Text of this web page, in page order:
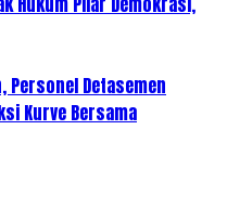
Personel Detasemen
Kurve Bersama